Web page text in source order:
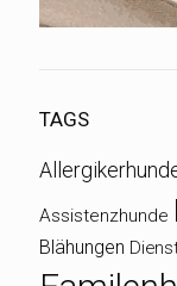
TAGS
Assistenzhunde
Blähungen